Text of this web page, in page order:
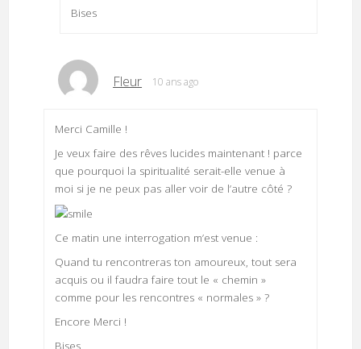
Bises
Fleur 10 ans ago
Merci Camille !
Je veux faire des rêves lucides maintenant ! parce
que pourquoi la spiritualité serait-elle venue à
moi si je ne peux pas aller voir de l’autre côté ?
Ce matin une interrogation m’est venue :
Quand tu rencontreras ton amoureux, tout sera
acquis ou il faudra faire tout le « chemin »
comme pour les rencontres « normales » ?
Encore Merci !
Bises